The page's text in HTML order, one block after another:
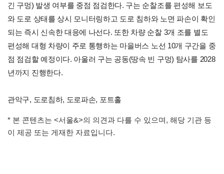
긴 구멍) 발생 여부를 중점 점검한다. 구는 순찰조를 편성해 보도
와 도로 상태를 상시 모니터링하고 도로 침하와 노면 파손이 확인
되는 즉시 신속한 대응에 나선다. 또한 차량 순찰 3개 조를 별도
편성해 대형 차량이 주로 통행하는 마을버스 노선 10개 구간을 중
점 점검할 예정이다. 아울러 구는 공동(땅속 빈 구멍) 탐사를 2028
년까지 진행한다.
관악구, 도로침하, 도로파손, 포트홀
* 본 콘텐츠는 <서울&>의 의견과 다를 수 있으며, 해당 기관 등
이 제공 또는 게재한 자료입니다.